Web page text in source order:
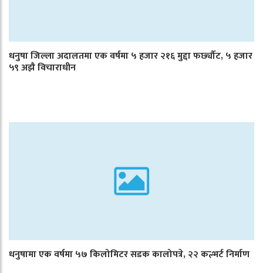
धनुषा जिल्ला अदालतमा एक वर्षमा ५ हजार २१६ मुद्दा फर्छ्यौट, ५ हजार
५९ अझै विचाराधीन
धनुषामा एक वर्षमा ५७ किलोमिटर सडक कालोपत्रे, २२ कल्भर्ट निर्माण